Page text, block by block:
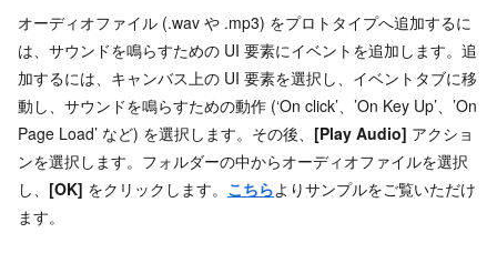
オーディオファイル (.wav や .mp3) をプロトタイプへ追加するに
は、サウンドを鳴らすための UI 要素にイベントを追加します。追
加するには、キャンバス上の UI 要素を選択し、イベントタブに移
動し、サウンドを鳴らすための動作 (‘On click’、’On Key Up’、’On
Page Load’ など) を選択します。その後、 [Play Audio] アクショ
ンを選択します。フォルダーの中からオーディオファイルを選択
し、 [OK] をクリックします。 こちらよりサンプルをご覧いただけ
ます。